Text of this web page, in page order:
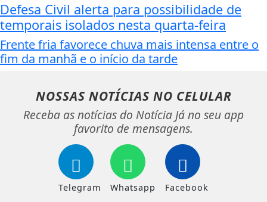
Defesa Civil alerta para possibilidade de
temporais isolados nesta quarta-feira
Frente fria favorece chuva mais intensa entre o
fim da manhã e o início da tarde
NOSSAS NOTÍCIAS NO CELULAR
Receba as notícias do Notícia Já no seu app
favorito de mensagens.
Telegram Whatsapp Facebook